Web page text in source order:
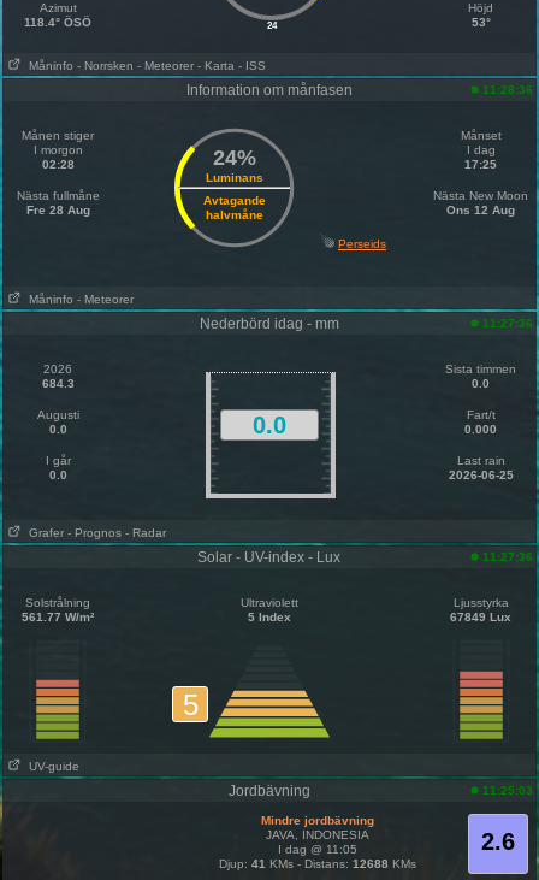
Azimut
118.4° ÖSÖ
24
Höjd
53°
Måninfo - Norrsken - Meteorer - Karta - ISS
Information om månfasen 11:28:36
Månen stiger
I morgon
02:28
Nästa fullmåne
Fre 28 Aug
24%
Luminans
Avtagande
halvmåne
Månset
I dag
17:25
Nästa New Moon
Ons 12 Aug
Perseids
Måninfo - Meteorer
Nederbörd idag - mm 11:27:36
2026
684.3
Augusti
0.0
I går
0.0
0.0
Sista timmen
0.0
Fart/t
0.000
Last rain
2026-06-25
Grafer - Prognos - Radar
Solar - UV-index - Lux 11:27:36
Solstrålning
561.77 W/m²
Ultraviolett
5 Index
5
Ljusstyrka
67849 Lux
UV-guide
Jordbävning 11:25:03
2.6
Mindre jordbävning
JAVA, INDONESIA
I dag @ 11:05
Djup: 41 KMs - Distans: 12688 KMs